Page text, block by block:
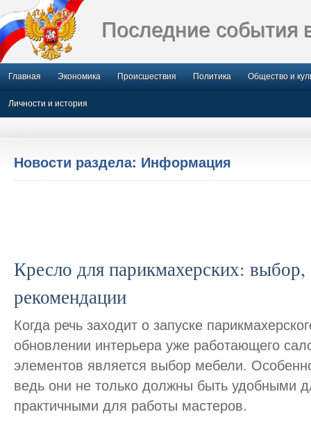
Последние события
Главная Экономика Происшествия Политика Общество и
Личности и история
Новости раздела: Информация
Кресло для парикмахерских:
рекомендации
Когда речь заходит о запуске
обновлении интерьера уже работающего
элементов является выбор мебели.
ведь они не только должны быть удобными
практичными для работы мастеров.